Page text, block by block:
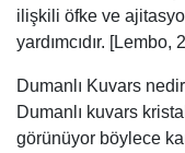
ilişkili öfke ve
yardımcıdır.
Dumanlı Kuvars
Dumanlı kuvars
görünüyor böylece